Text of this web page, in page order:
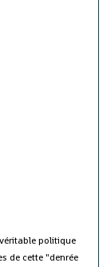
politique
de cette "denrée